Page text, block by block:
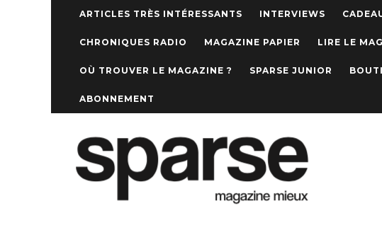
ARTICLES TRÈS INTÉRESSANTS INTERVIEWS
CHRONIQUES RADIO MAGAZINE PAPIER LIRE LE
OÙ TROUVER LE MAGAZINE ? SPARSE JUNIOR
ABONNEMENT